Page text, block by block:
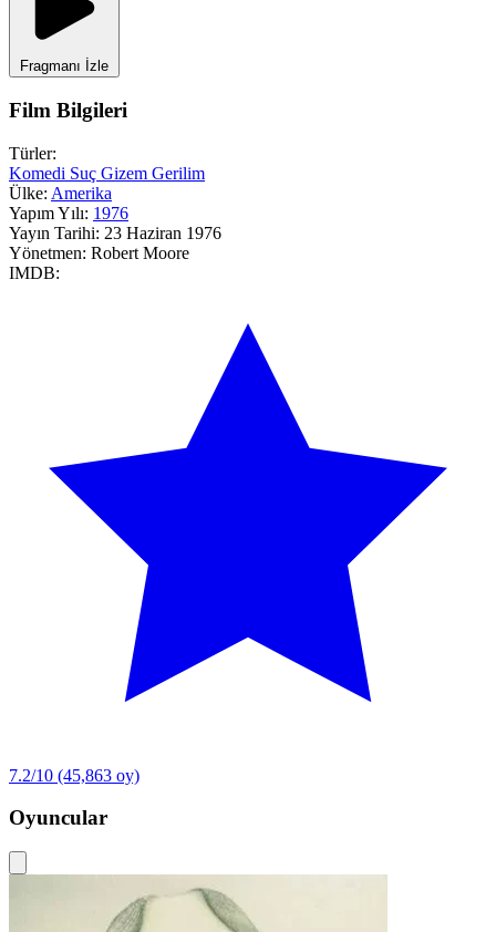
Fragmanı İzle
Film Bilgileri
Türler:
Komedi Suç Gizem Gerilim
Ülke: Amerika
Yapım Yılı: 1976
Yayın Tarihi: 23 Haziran 1976
Yönetmen: Robert Moore
IMDB:
7.2/10 (45,863 oy)
Oyuncular